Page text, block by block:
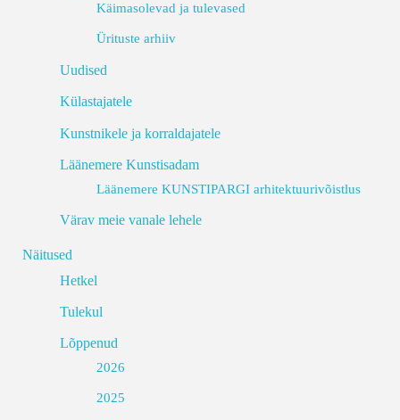
Käimasolevad ja tulevased
Ürituste arhiiv
Uudised
Külastajatele
Kunstnikele ja korraldajatele
Läänemere Kunstisadam
Läänemere KUNSTIPARGI arhitektuurivõistlus
Värav meie vanale lehele
Näitused
Hetkel
Tulekul
Lõppenud
2026
2025